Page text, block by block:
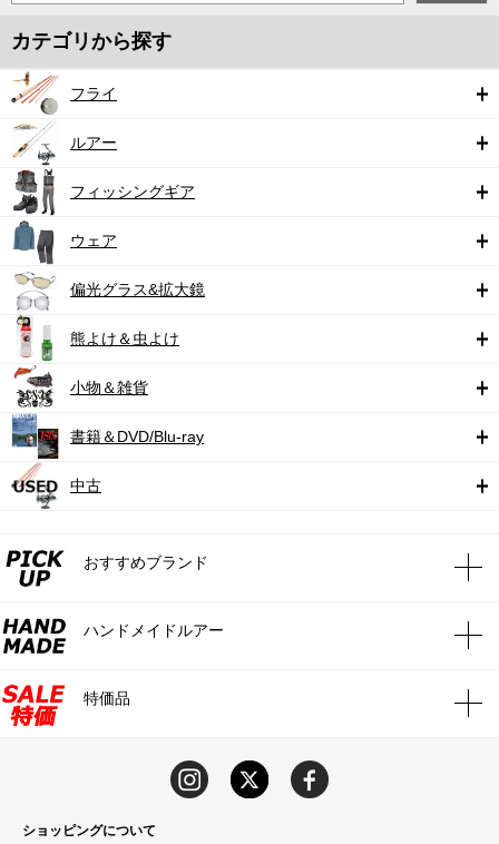
カテゴリから探す
フライ
ルアー
フィッシングギア
ウェア
偏光グラス&拡大鏡
熊よけ＆虫よけ
小物＆雑貨
書籍＆DVD/Blu-ray
中古
おすすめブランド
ハンドメイドルアー
特価品
ショッピングについて